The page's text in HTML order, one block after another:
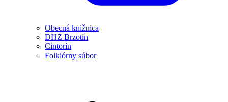
Obecná knižnica
DHZ Brzotín
Cintorín
Folklórny súbor